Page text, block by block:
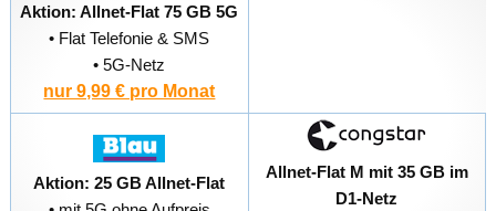
Aktion: Allnet-Flat 75 GB 5G
• Flat Telefonie & SMS
• 5G-Netz
nur 9,99 € pro Monat
Aktion: 25 GB Allnet-Flat
Allnet-Flat M mit 35 GB im
D1-Netz